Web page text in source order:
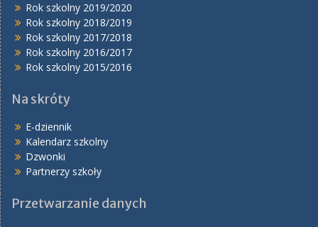
Rok szkolny 2019/2020
Rok szkolny 2018/2019
Rok szkolny 2017/2018
Rok szkolny 2016/2017
Rok szkolny 2015/2016
Na skróty
E-dziennik
Kalendarz szkolny
Dzwonki
Partnerzy szkoły
Przetwarzanie danych